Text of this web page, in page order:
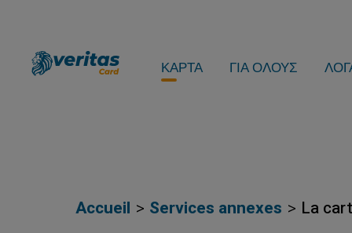
ΚΑΡΤΑ ΓΙΑ ΟΛΟΥΣ
Accueil Services annexes La